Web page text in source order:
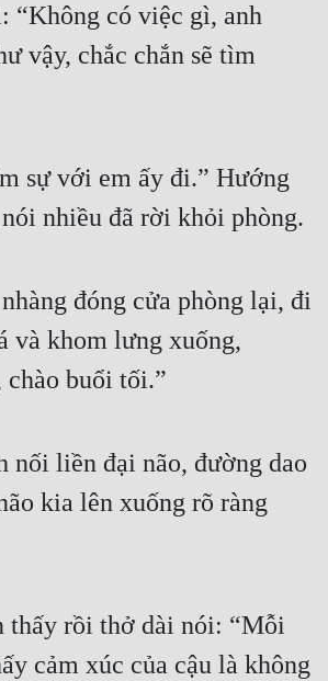
“Không có việc gì, anh
vậy, chắc chắn sẽ tìm
sự với em ấy đi.” Hướng
nhiều đã rời khỏi phòng.
đóng cửa phòng lại, đi
và khom lưng xuống,
chào buổi tối.”
nối liền đại não, đường dao
kia lên xuống rõ ràng
thấy rồi thở dài nói: “Mỗi
cảm xúc của cậu là không